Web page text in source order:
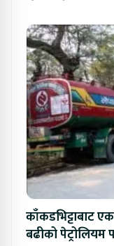
काँकडभिट्टाबाट
बढीको पेट्रोलियम